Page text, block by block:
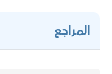
المراجع